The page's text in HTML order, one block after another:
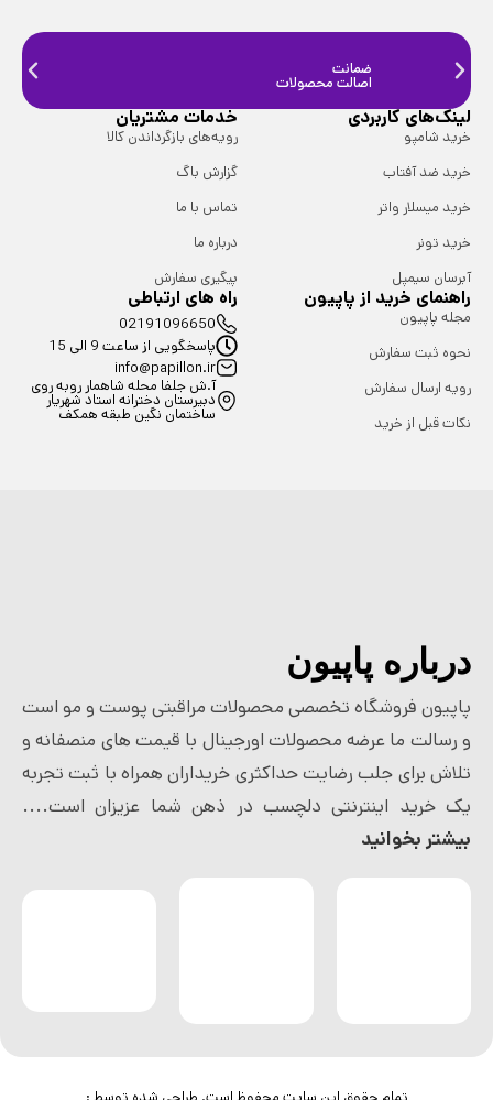
ضمانت
اصالت محصولات
لینک‌های کاربردی
خرید شامپو
خرید ضد آفتاب
خرید میسلار واتر
خرید تونر
آبرسان سیمپل
خدمات مشتریان
رویه‌های بازگرداندن کالا
گزارش باگ
تماس با ما
درباره ما
پیگیری سفارش
راهنمای خرید از پاپیون
مجله پاپیون
نحوه ثبت سفارش
رویه ارسال سفارش
نکات قبل از خرید
راه های ارتباطی
02191096650
پاسخگویی از ساعت 9 الی 15
info@papillon.ir
آ.ش جلفا محله شاهمار روبه روی
دبیرستان دخترانه استاد شهریار
ساختمان نگین طبقه همکف
درباره پاپیون
پاپیون فروشگاه تخصصی محصولات مراقبتی پوست و مو است
و رسالت ما عرضه محصولات اورجینال با قیمت های منصفانه و
تلاش برای جلب رضایت حداکثری خریداران همراه با ثبت تجربه
یک خرید اینترنتی دلچسب در ذهن شما عزیزان است....
بیشتر بخوانید